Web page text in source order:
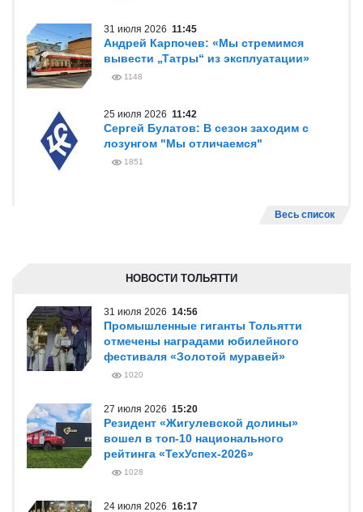
31 июля 2026 11:45
Андрей Карпочев: «Мы стремимся
вывести „Татры“ из эксплуатации»
1148
25 июля 2026 11:42
Сергей Булатов: В сезон заходим с
лозунгом "Мы отличаемся"
1851
Весь список
НОВОСТИ ТОЛЬЯТТИ
31 июля 2026 14:56
Промышленные гиганты Тольятти
отмечены наградами юбилейного
фестиваля «Золотой муравей»
1020
27 июля 2026 15:20
Резидент «Жигулевской долины»
вошел в топ-10 национального
рейтинга «ТехУспех-2026»
1028
24 июля 2026 16:17